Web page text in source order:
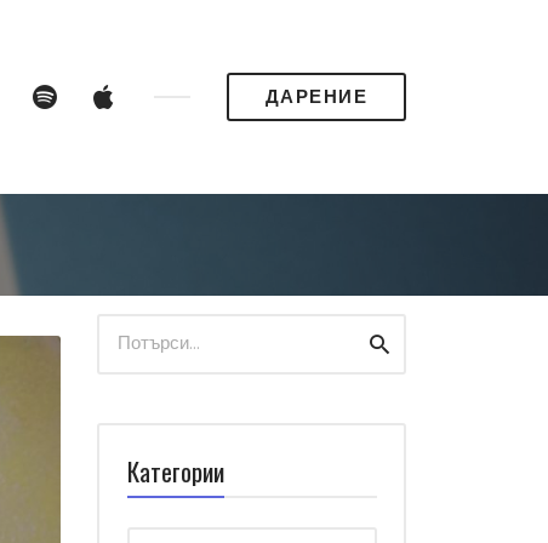
InstagramSpotify ДАРЕНИЕ
for:
Search
Категории